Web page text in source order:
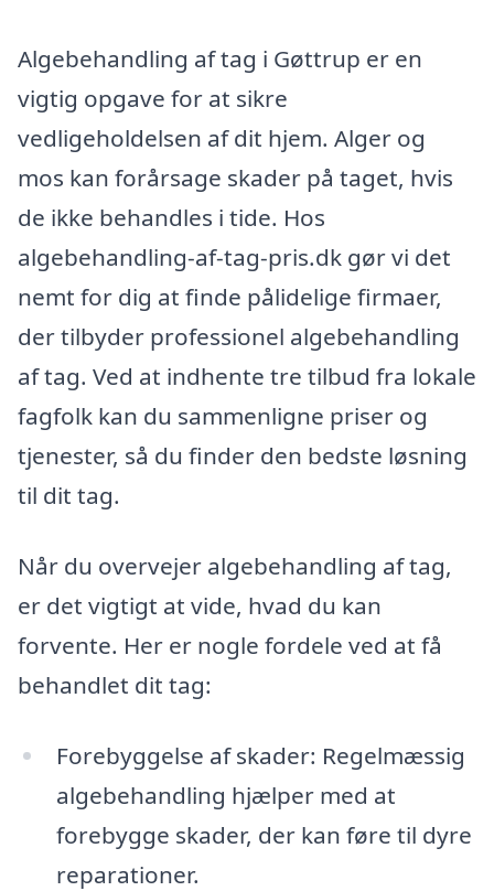
Algebehandling af tag i Gøttrup er en
vigtig opgave for at sikre
vedligeholdelsen af dit hjem. Alger og
mos kan forårsage skader på taget, hvis
de ikke behandles i tide. Hos
algebehandling-af-tag-pris.dk gør vi det
nemt for dig at finde pålidelige firmaer,
der tilbyder professionel algebehandling
af tag. Ved at indhente tre tilbud fra lokale
fagfolk kan du sammenligne priser og
tjenester, så du finder den bedste løsning
til dit tag.
Når du overvejer algebehandling af tag,
er det vigtigt at vide, hvad du kan
forvente. Her er nogle fordele ved at få
behandlet dit tag:
Forebyggelse af skader: Regelmæssig
algebehandling hjælper med at
forebygge skader, der kan føre til dyre
reparationer.